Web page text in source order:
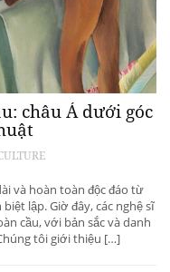
châu Á dưới góc
và hoàn toàn độc đáo từ
lập. Giờ đây, các nghệ sĩ
cầu, với bản sắc và danh
tôi giới thiệu […]